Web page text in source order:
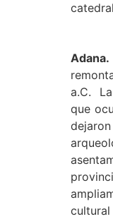
Adana.
a.C.
que